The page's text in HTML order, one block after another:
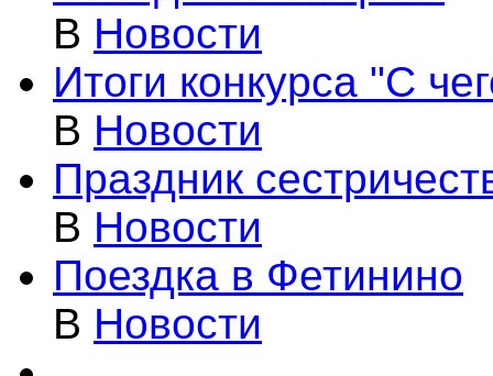
В Новости
Итоги конкурса "С
В Новости
Праздник
В Новости
Поездка в Фетинино
В Новости